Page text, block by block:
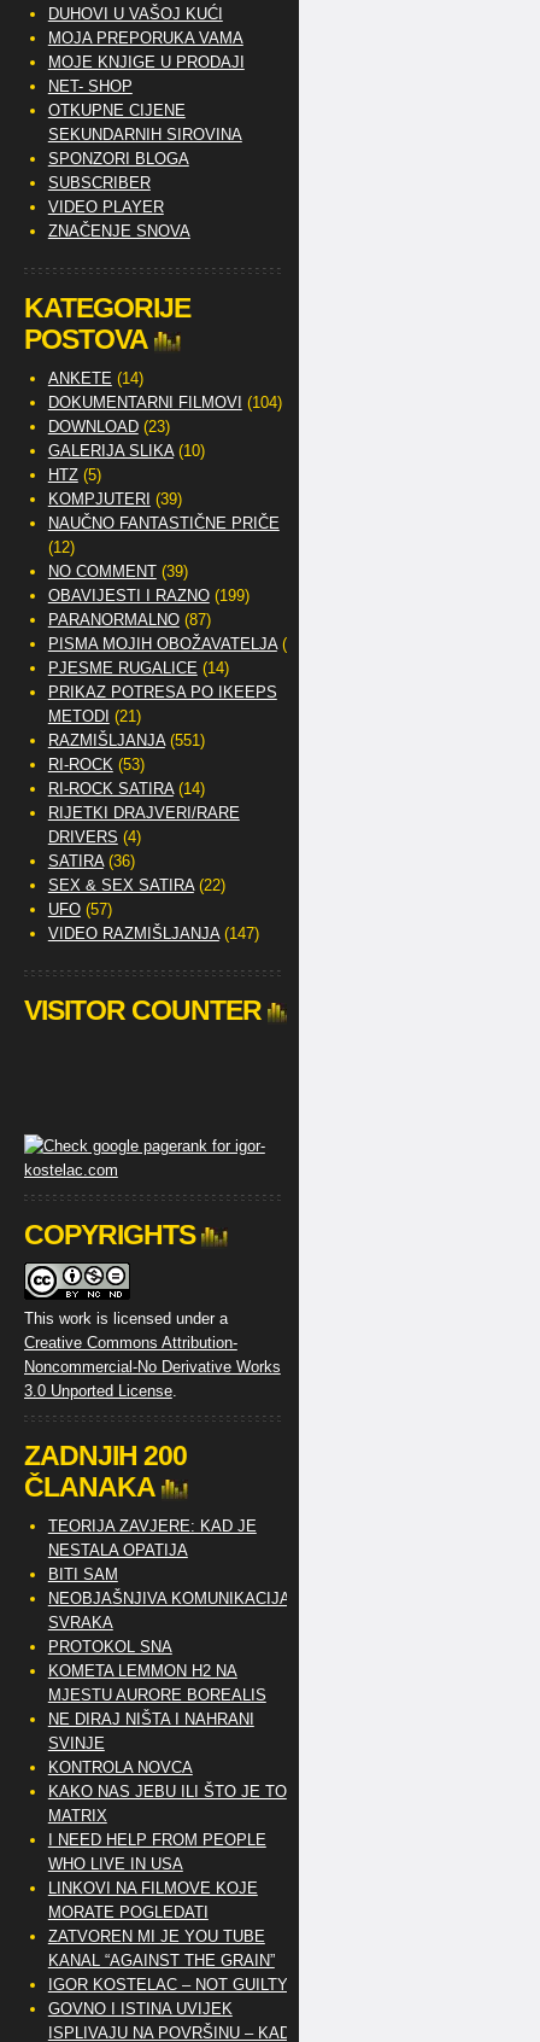
DUHOVI U VAŠOJ KUĆI
MOJA PREPORUKA VAMA
MOJE KNJIGE U PRODAJI
NET- SHOP
OTKUPNE CIJENE
SEKUNDARNIH SIROVINA
SPONZORI BLOGA
SUBSCRIBER
VIDEO PLAYER
ZNAČENJE SNOVA
KATEGORIJE
POSTOVA
ANKETE (14)
DOKUMENTARNI FILMOVI (104)
DOWNLOAD(23)
GALERIJA SLIKA(10)
HTZ(5)
KOMPJUTERI (39)
NAUČNO FANTASTIČNE PRIČE
(12)
NO COMMENT(39)
OBAVIJESTI I RAZNO(199)
PARANORMALNO(87)
PISMA MOJIH OBOŽAVATELJA(2)
PJESME RUGALICE (14)
PRIKAZ POTRESA PO IKEEPS
METODI (21)
RAZMIŠLJANJA(551)
RI-ROCK(53)
RI-ROCK SATIRA(14)
RIJETKI DRAJVERI/RARE
DRIVERS (4)
SATIRA(36)
SEX & SEX SATIRA(22)
UFO(57)
VIDEO RAZMIŠLJANJA(147)
VISITOR COUNTER
COPYRIGHTS
This work is licensed under a
Creative Commons Attribution-
Noncommercial-No Derivative Works
3.0 Unported License.
ZADNJIH 200
ČLANAKA
TEORIJA ZAVJERE: KAD JE
NESTALA OPATIJA
BITI SAM
NEOBJAŠNJIVA KOMUNIKACIJA
SVRAKA
PROTOKOL SNA
KOMETA LEMMON H2 NA
MJESTU AURORE BOREALIS
NE DIRAJ NIŠTA I NAHRANI
SVINJE
KONTROLA NOVCA
KAKO NAS JEBU ILI ŠTO JE TO
MATRIX
I NEED HELP FROM PEOPLE
WHO LIVE IN USA
LINKOVI NA FILMOVE KOJE
MORATE POGLEDATI
ZATVOREN MI JE YOU TUBE
KANAL “AGAINST THE GRAIN”
IGOR KOSTELAC – NOT GUILTY
GOVNO I ISTINA UVIJEK
ISPLIVAJU NA POVRŠINU – KAD